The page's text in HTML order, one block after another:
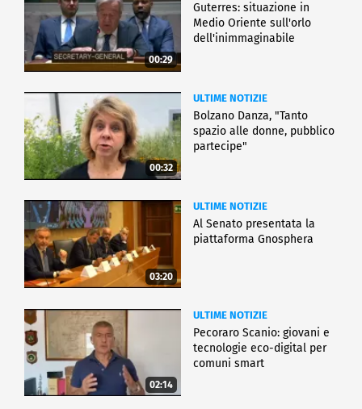
00:29
Guterres: situazione in
Medio Oriente sull'orlo
dell'inimmaginabile
00:32
ULTIME NOTIZIE
Bolzano Danza, "Tanto
spazio alle donne, pubblico
partecipe"
03:20
ULTIME NOTIZIE
Al Senato presentata la
piattaforma Gnosphera
02:14
ULTIME NOTIZIE
Pecoraro Scanio: giovani e
tecnologie eco-digital per
comuni smart